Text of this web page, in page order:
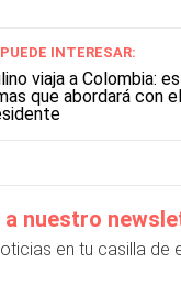
INTERESAR:
viaja a Colombia:
que abordará con
nuestro
en tu casilla de